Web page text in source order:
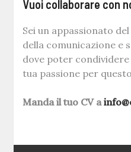
Vuoi collaborare con
Sei un appassionato
della comunicazione e
dove poter condividere
tua passione per
Manda il tuo CV a